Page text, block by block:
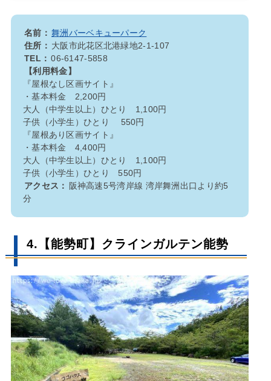
名前： 舞洲バーベキューパーク
住所： 大阪市此花区北港緑地2-1-107
TEL： 06-6147-5858
【利用料金】
『屋根なし区画サイト』
・基本料金 2,200円
大人（中学生以上）ひとり 1,100円
子供（小学生）ひとり 550円
『屋根あり区画サイト』
・基本料金 4,400円
大人（中学生以上）ひとり 1,100円
子供（小学生）ひとり 550円
アクセス：
阪神高速5号湾岸線 湾岸舞洲出口より約5
分
4.【能勢町】クラインガルテン能勢